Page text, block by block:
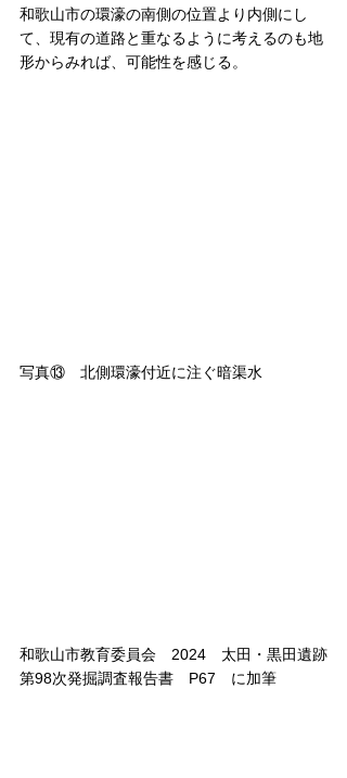
和歌山市の環濠の南側の位置より内側にし
て、現有の道路と重なるように考えるのも地
形からみれば、可能性を感じる。
写真⑬　北側環濠付近に注ぐ暗渠水
和歌山市教育委員会　2024　太田・黒田遺跡
第98次発掘調査報告書　P67　に加筆